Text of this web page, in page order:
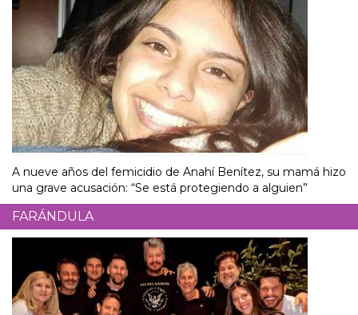
A nueve años del femicidio de Anahí Benítez, su mamá hizo
una grave acusación: “Se está protegiendo a alguien”
FARÁNDULA